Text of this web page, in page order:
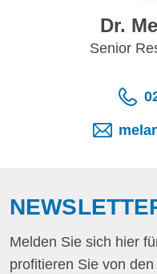
Dr.
Senior
Melden Sie sich hier
profitieren Sie von